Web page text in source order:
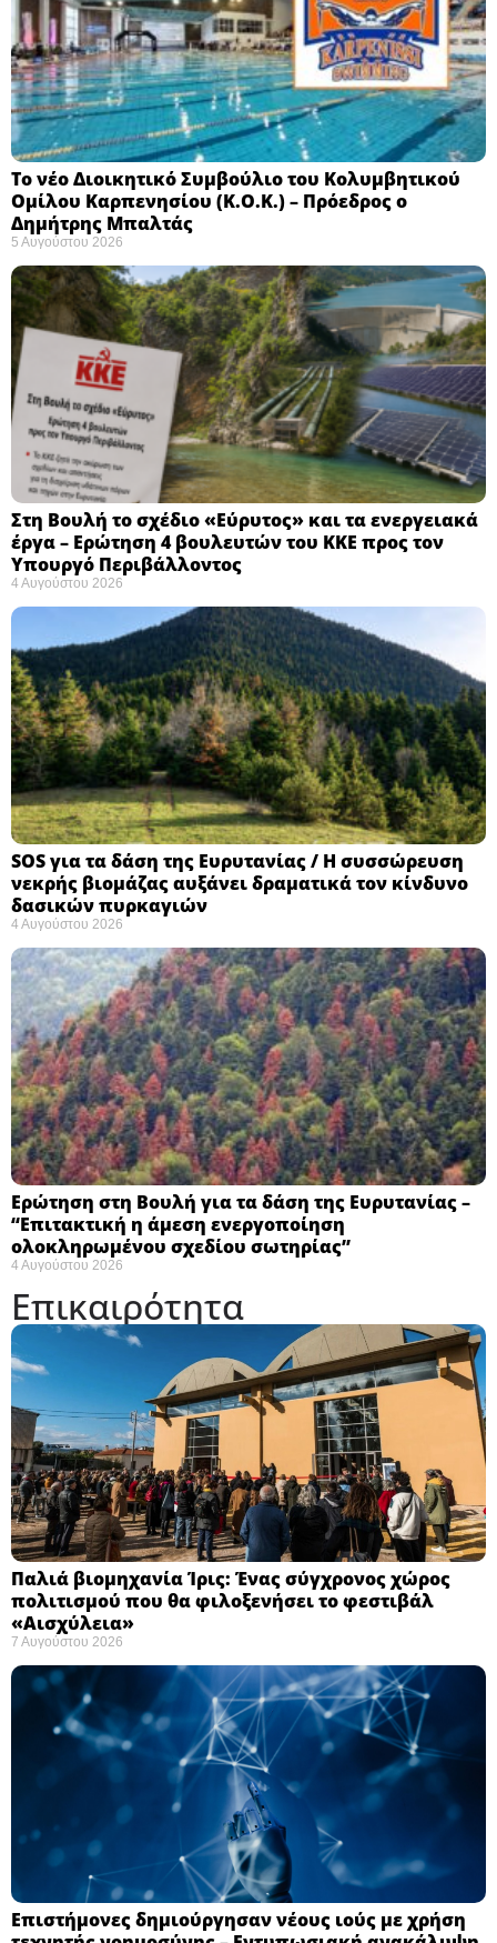
Το νέο Διοικητικό Συμβούλιο του Κολυμβητικού
Ομίλου Καρπενησίου (Κ.Ο.Κ.) – Πρόεδρος ο
Δημήτρης Μπαλτάς
5 Αυγούστου 2026
Στη Βουλή το σχέδιο «Εύρυτος» και τα ενεργειακά
έργα – Ερώτηση 4 βουλευτών του ΚΚΕ προς τον
Υπουργό Περιβάλλοντος
4 Αυγούστου 2026
SOS για τα δάση της Ευρυτανίας / Η συσσώρευση
νεκρής βιομάζας αυξάνει δραματικά τον κίνδυνο
δασικών πυρκαγιών
4 Αυγούστου 2026
Ερώτηση στη Βουλή για τα δάση της Ευρυτανίας –
“Eπιτακτική η άμεση ενεργοποίηση
ολοκληρωμένου σχεδίου σωτηρίας”
4 Αυγούστου 2026
Επικαιρότητα
Παλιά βιομηχανία Ίρις: Ένας σύγχρονος χώρος
πολιτισμού που θα φιλοξενήσει το φεστιβάλ
«Αισχύλεια» ​
7 Αυγούστου 2026
Επιστήμονες δημιούργησαν νέους ιούς με χρήση